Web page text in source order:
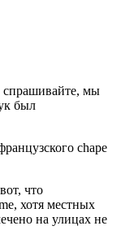
спрашивайте, мы
был
chape
что
хотя местных
на улицах не